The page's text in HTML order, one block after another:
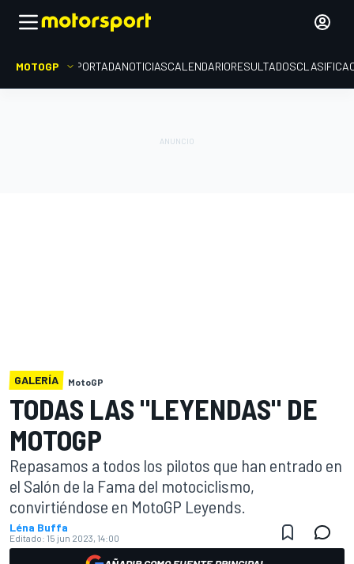
MOTOGP PORTADANOTICIASCALENDARIORESULTADOS
GALERÍA MotoGP
TODAS LAS "LEYENDAS" DE
MOTOGP
Repasamos a todos los pilotos que han entrado en
el Salón de la Fama del motociclismo,
convirtiéndose en MotoGP Leyends.
Léna Buffa
Editado: 15 jun 2023, 14:00